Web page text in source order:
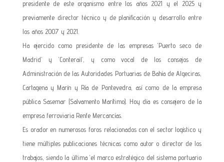
presidente de este organismo entre los años 2021 y el 2025 y
previamente director técnico y de planificación y desarrollo entre
los años 2007 y 2021.
Ha ejercido como presidente de las empresas ‘Puerto seco de
Madrid’ y ‘Conterail’, y como vocal de los consejos de
Administración de las Autoridades Portuarias de Bahía de Algeciras,
Cartagena y Marín y Ría de Pontevedra, así como de la empresa
pública Sasemar (Salvamento Marítimo). Hoy día es consejero de la
empresa ferroviaria Renfe Mercancías.
Es orador en numerosos foros relacionados con el sector logístico y
tiene múltiples publicaciones técnicas como autor o director de los
trabajos, siendo la última ‘el marco estratégico del sistema portuario